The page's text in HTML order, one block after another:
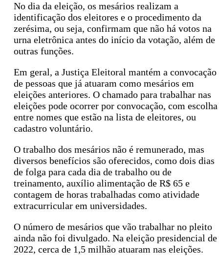
No dia da eleição, os mesários realizam a
identificação dos eleitores e o procedimento da
zerésima, ou seja, confirmam que não há votos na
urna eletrônica antes do início da votação, além de
outras funções.
Em geral, a Justiça Eleitoral mantém a convocação
de pessoas que já atuaram como mesários em
eleições anteriores. O chamado para trabalhar nas
eleições pode ocorrer por convocação, com escolha
entre nomes que estão na lista de eleitores, ou
cadastro voluntário.
O trabalho dos mesários não é remunerado, mas
diversos benefícios são oferecidos, como dois dias
de folga para cada dia de trabalho ou de
treinamento, auxílio alimentação de R$ 65 e
contagem de horas trabalhadas como atividade
extracurricular em universidades.
O número de mesários que vão trabalhar no pleito
ainda não foi divulgado. Na eleição presidencial de
2022, cerca de 1,5 milhão atuaram nas eleições.